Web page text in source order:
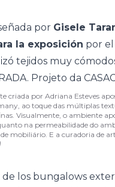
por Gisele
la exposición por
tejidos muy
criada por Adriana Esteves
ao toque das múltiplas
Visualmente, o ambiente
na permeabilidade do
mobiliário. E a curadoria de
de los bungalows